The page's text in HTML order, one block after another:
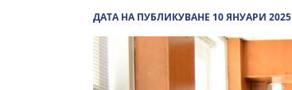
ДАТА НА ПУБЛИКУВАНЕ 10 ЯНУАРИ 2025